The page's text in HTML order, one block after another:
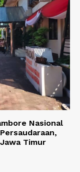
Nasional
Timur